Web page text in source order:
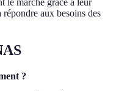
le marché grâce à leur
aux besoins des
?